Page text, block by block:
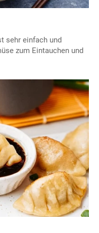
sehr einfach und
zum Eintauchen und